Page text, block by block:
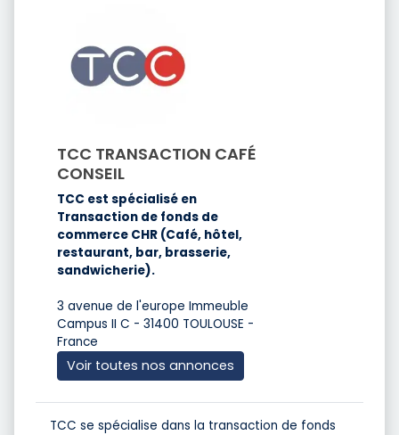
TCC TRANSACTION CAFÉ
CONSEIL
TCC est spécialisé en
Transaction de fonds de
commerce CHR (Café, hôtel,
restaurant, bar, brasserie,
sandwicherie).
3 avenue de l'europe Immeuble
Campus II C - 31400 TOULOUSE -
France
Voir toutes nos annonces
TCC se spécialise dans la transaction de fonds